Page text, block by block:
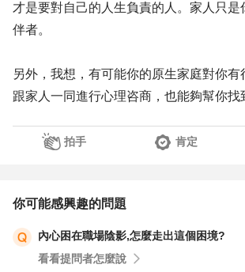
才是要對自己的人生負責的人。家人只是
伴者。
另外，我想，有可能你的原生家庭對你
跟家人一同進行心理咨商，也能夠幫你找
拍手 肯定
你可能感興趣的問題
內心困在職場陰影,怎麼走出這個困境?
看看提問者怎麼說